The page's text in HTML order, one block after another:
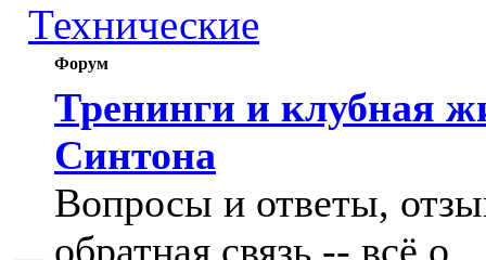
Технические
Форум
Тренинги и клубная
Синтона
Вопросы и ответы,
обратная связь -- всё о